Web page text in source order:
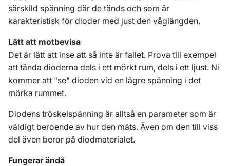
särskild spänning där de tänds och som är
karakteristisk för dioder med just den våglängden.
Lätt att motbevisa
Det är lätt att inse att så inte är fallet. Prova till exempel
att tända dioderna dels i ett mörkt rum, dels i ett ljust. Ni
kommer att "se" dioden vid en lägre spänning i det
mörka rummet.
Diodens tröskelspänning är alltså en parameter som är
väldigt beroende av hur den mäts. Även om den till viss
del även beror på diodmaterialet.
Fungerar ändå